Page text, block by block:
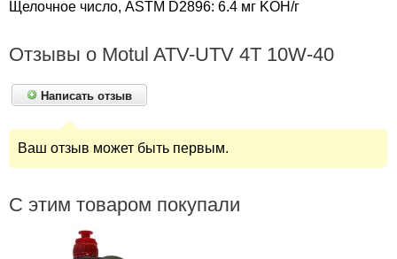
Щелочное число, ASTM D2896: 6.4 мг KOH/г
Отзывы о Motul ATV-UTV 4T 10W-40
Написать отзыв
Ваш отзыв может быть первым.
С этим товаром покупали